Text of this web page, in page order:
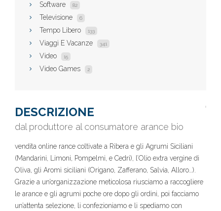
Software 82
Televisione 6
Tempo Libero 133
Viaggi E Vacanze 341
Video 15
Video Games 2
DESCRIZIONE
dal produttore al consumatore arance bio
vendita online rance coltivate a Ribera e gli Agrumi Siciliani
(Mandarini, Limoni, Pompelmi, e Cedri), l’Olio extra vergine di
Oliva, gli Aromi siciliani (Origano, Zafferano, Salvia, Alloro…).
Grazie a un’organizzazione meticolosa riusciamo a raccogliere
le arance e gli agrumi poche ore dopo gli ordini, poi facciamo
un’attenta selezione, li confezioniamo e li spediamo con